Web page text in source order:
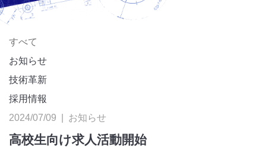
すべて
お知らせ
技術革新
採用情報
2024/07/09 |
お知らせ
高校生向け求人活動開始